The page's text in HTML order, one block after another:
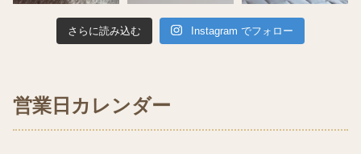
さらに読み込む Instagram でフォロー
営業日カレンダー